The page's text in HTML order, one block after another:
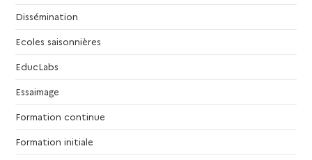
Dissémination
Ecoles saisonnières
EducLabs
Essaimage
Formation continue
Formation initiale